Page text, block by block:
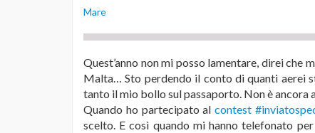
Mare
Quest’anno non mi posso lamentare, direi
Malta… Sto perdendo il conto di quanti aerei
tanto il mio bollo sul passaporto. Non è ancora
Quando ho partecipato al contest
scelto. E così quando mi hanno telefonato